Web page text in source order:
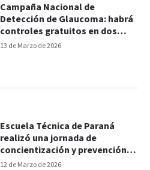
13 de Marzo de 2026
Campaña Nacional de
Detección de Glaucoma: habrá
controles gratuitos en dos
localidades entrerrianas
12 de Marzo de 2026
Escuela Técnica de Paraná
realizó una jornada de
concientización y prevención
en salud